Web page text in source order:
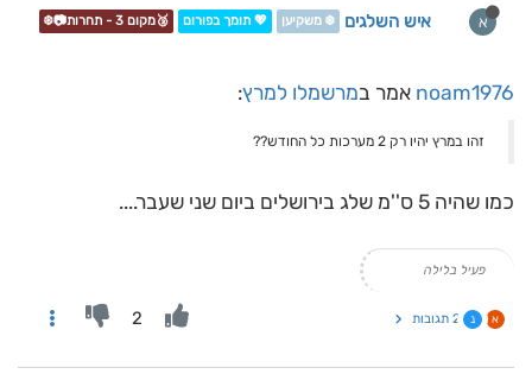
א איש השלגים ❄️ משקיען 💖 תומך בפורום 🥉מקום 3 - תחרות📷❄️
noam1976 אמר במרשמלו למרץ:
זהו במרץ יהיו רק 2 מערכות כל החודש??
כמו שהיה 5 ס''מ שלג בירושלים ביום שני שעבר....
פעיל בלילה
א נ 2 תגובות 2